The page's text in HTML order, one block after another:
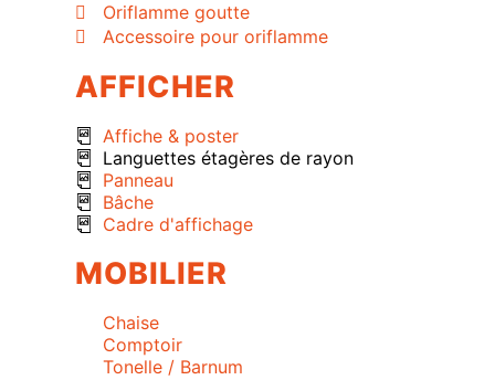
Oriflamme goutte
Accessoire pour oriflamme
AFFICHER
Affiche & poster
Languettes étagères de rayon
Panneau
Bâche
Cadre d'affichage
MOBILIER
Chaise
Comptoir
Tonelle / Barnum